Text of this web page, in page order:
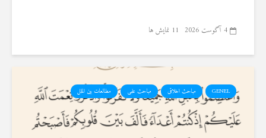
4 آگوست 2026 11 نمایش ها
GENEL مباحث اخلاقی مباحث علمی مطالعات بین الملل